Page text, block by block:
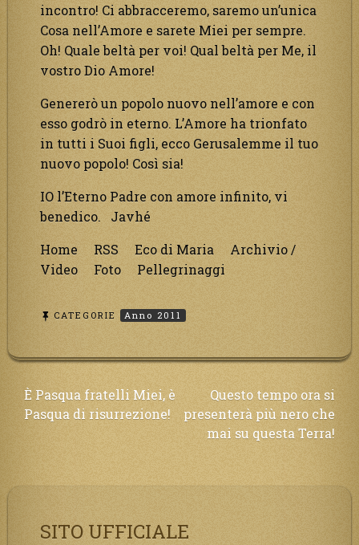
incontro! Ci abbracceremo, saremo un’unica
Cosa nell’Amore e sarete Miei per sempre.
Oh! Quale beltà per voi! Qual beltà per Me, il
vostro Dio Amore!
Genererò un popolo nuovo nell’amore e con
esso godrò in eterno. L’Amore ha trionfato
in tutti i Suoi figli, ecco Gerusalemme il tuo
nuovo popolo! Così sia!
IO l’Eterno Padre con amore infinito, vi
benedico. Javhé
Home RSS Eco di Maria Archivio /
Video Foto Pellegrinaggi
CATEGORIE Anno 2011
Navigazione
articoli
È Pasqua fratelli Miei, è
Pasqua di risurrezione!
Questo tempo ora si
presenterà più nero che
mai su questa Terra!
SITO UFFICIALE